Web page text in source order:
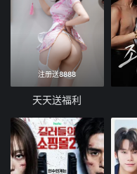
注册送8888
天天送福利